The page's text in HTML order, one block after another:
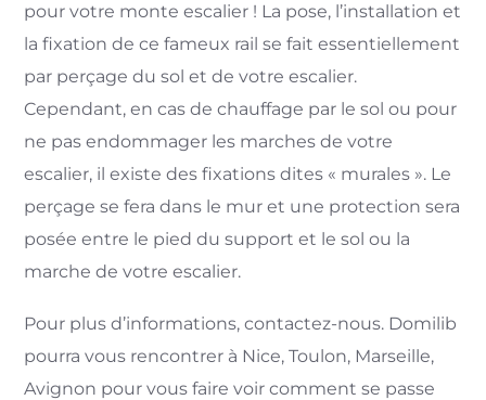
pour votre monte escalier ! La pose, l’installation et
la fixation de ce fameux rail se fait essentiellement
par perçage du sol et de votre escalier.
Cependant, en cas de chauffage par le sol ou pour
ne pas endommager les marches de votre
escalier, il existe des fixations dites « murales ». Le
perçage se fera dans le mur et une protection sera
posée entre le pied du support et le sol ou la
marche de votre escalier.
Pour plus d’informations, contactez-nous. Domilib
pourra vous rencontrer à Nice, Toulon, Marseille,
Avignon pour vous faire voir comment se passe